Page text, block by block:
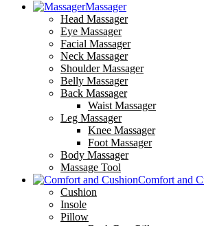
Massager
Head Massager
Eye Massager
Facial Massager
Neck Massager
Shoulder Massager
Belly Massager
Back Massager
Waist Massager
Leg Massager
Knee Massager
Foot Massager
Body Massager
Massage Tool
Comfort and
Cushion
Insole
Pillow